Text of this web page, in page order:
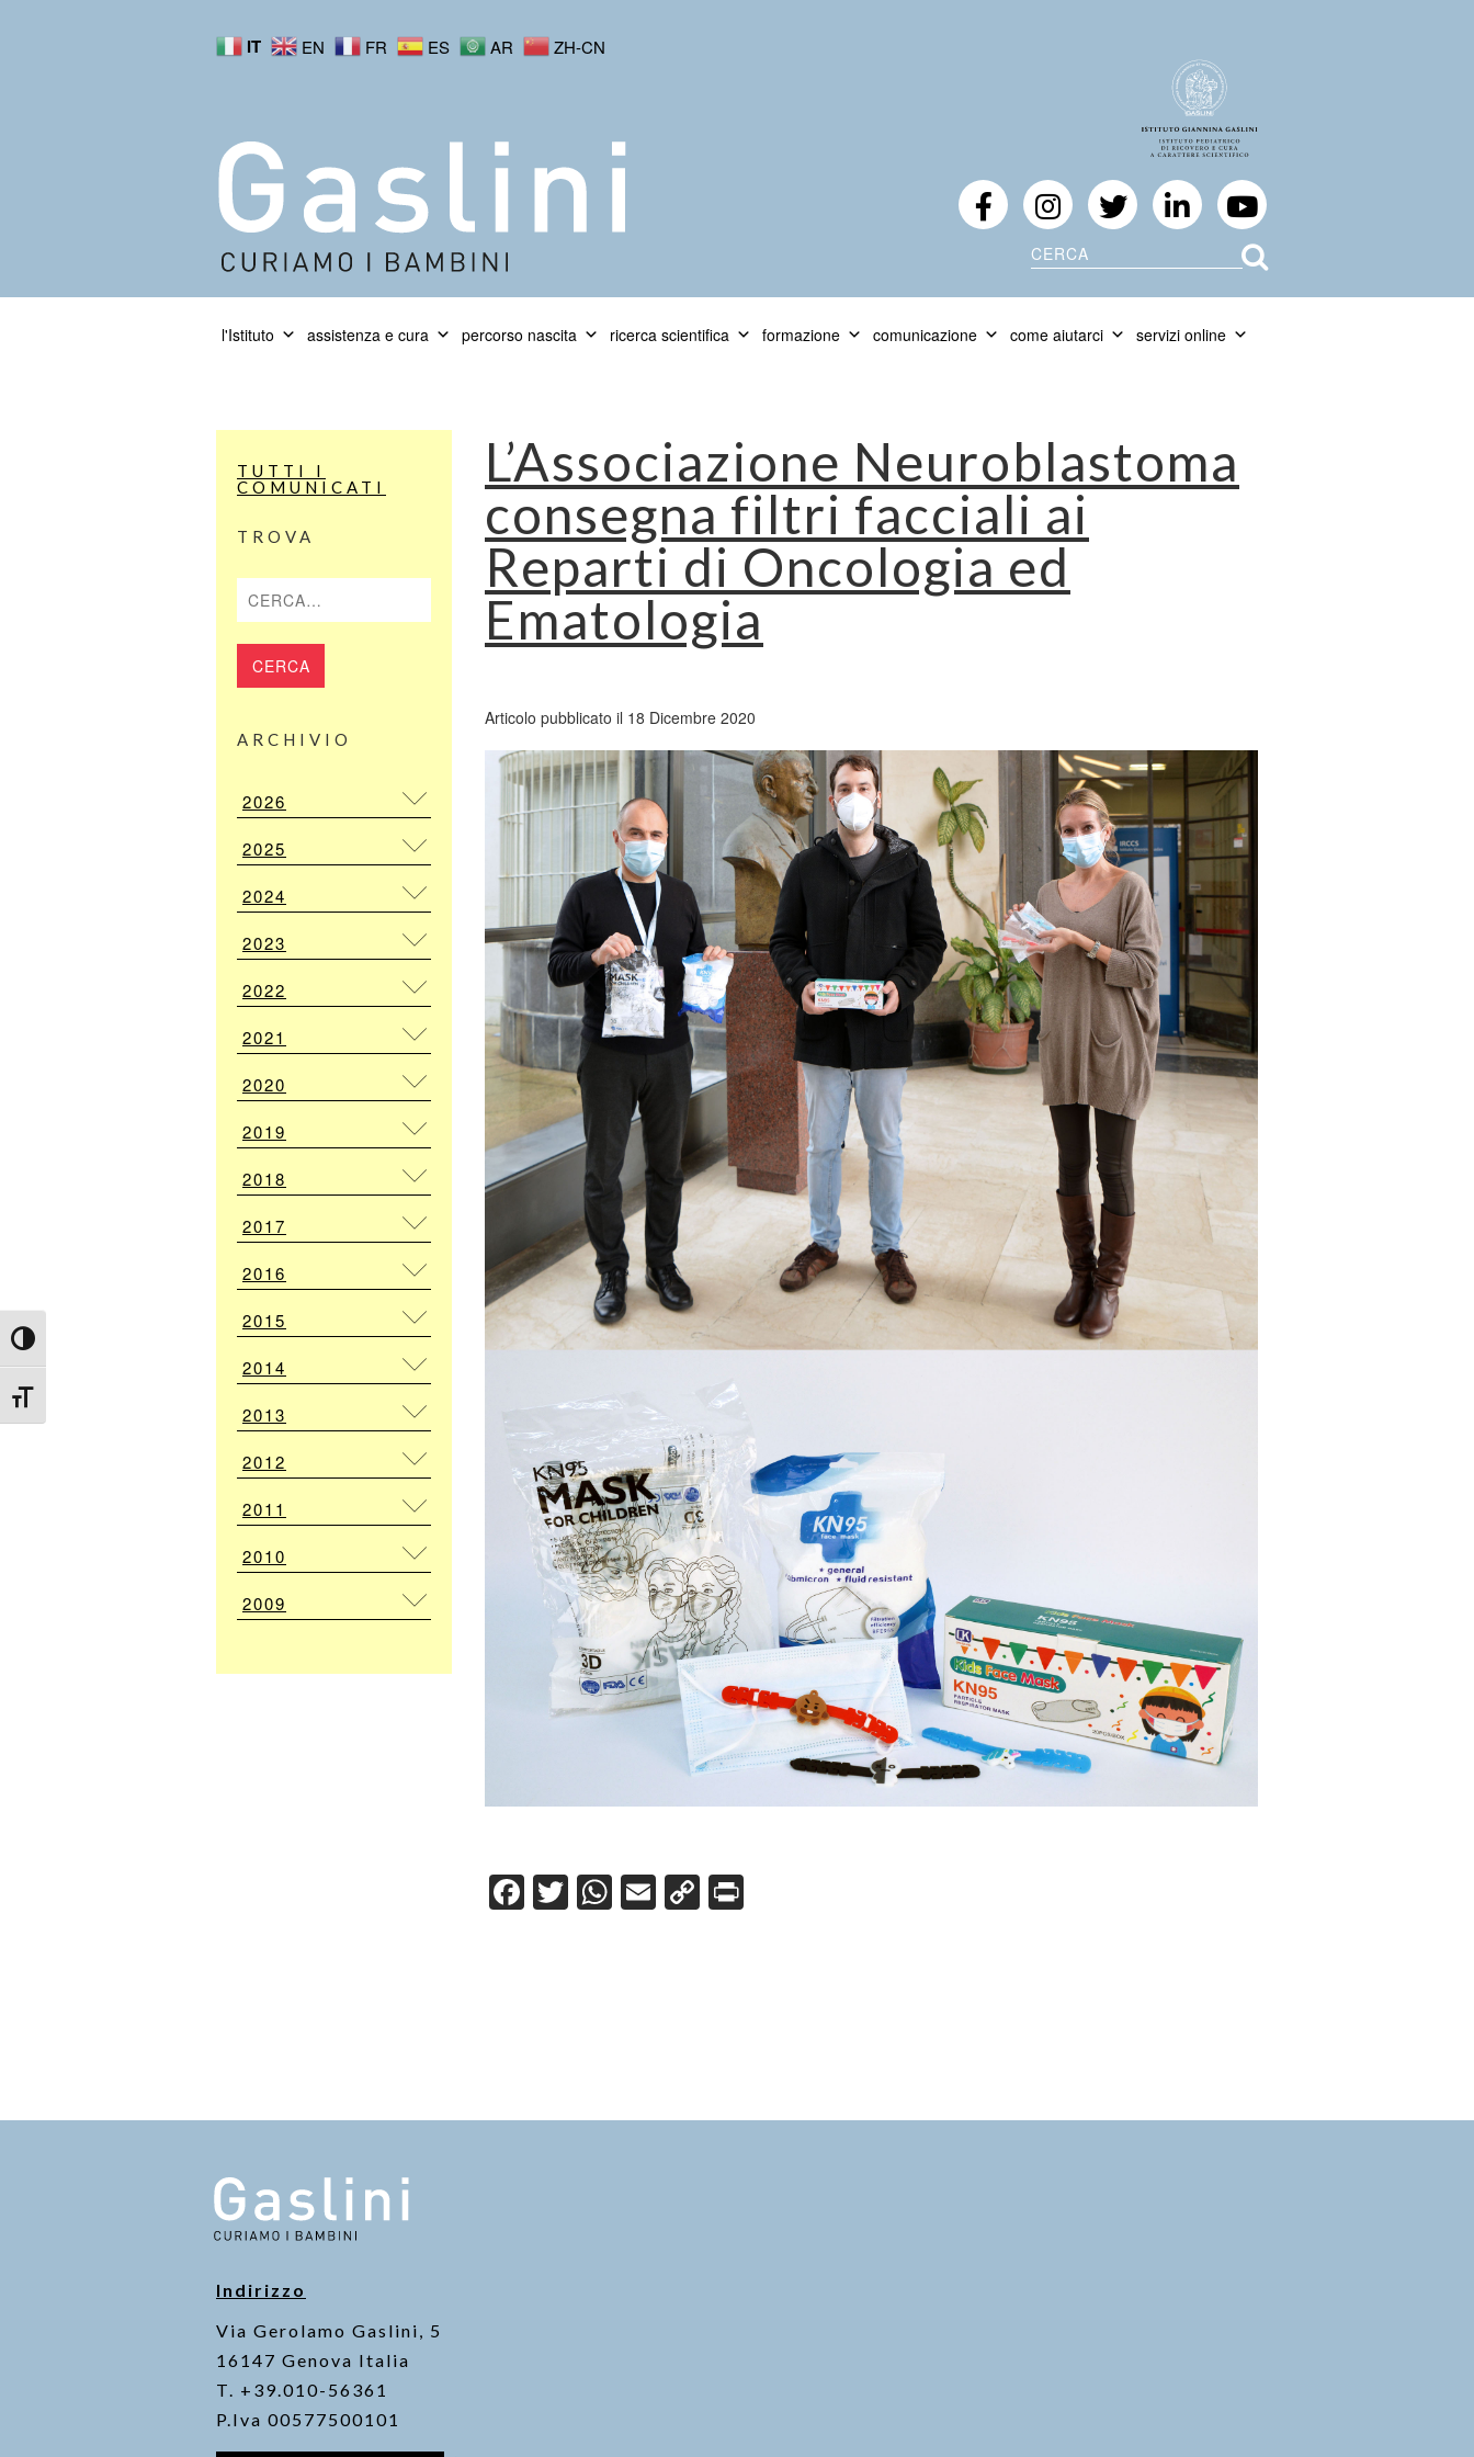
Attiva/disattiva alto contrasto
Attiva/disattiva dimensione testo
IT EN FR ES AR ZH-CN
Cerca
l'Istituto assistenza e cura percorso nascita ricerca scientifica formazione comunicazione come aiutarci servizi online
TUTTI I
COMUNICATI
TROVA
ARCHIVIO
2026
2025
2024
2023
2022
2021
2020
2019
2018
2017
2016
2015
2014
2013
2012
2011
2010
2009
L’Associazione Neuroblastoma
consegna filtri facciali ai
Reparti di Oncologia ed
Ematologia
Articolo pubblicato il 18 Dicembre 2020
Facebook
Twitter
WhatsApp
Email
Copy
Link
Indirizzo
Via Gerolamo Gaslini, 5
16147 Genova Italia
T. +39.010-56361
P.Iva 00577500101